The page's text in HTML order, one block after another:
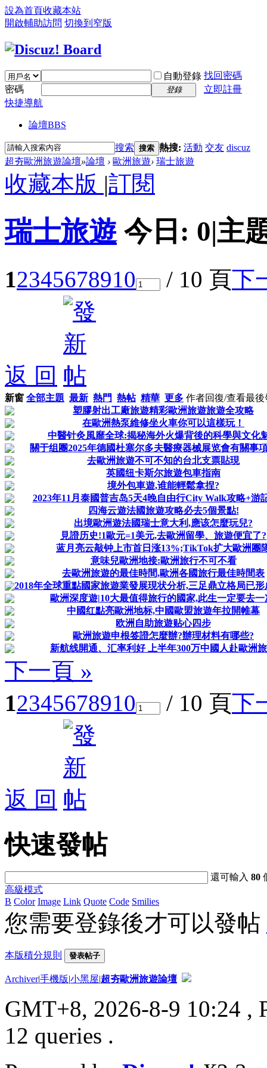
設為首頁收藏本站
開啟輔助訪問 切換到窄版
自動登錄 找回密碼
密碼
登錄
立即註冊
快捷導航
論壇BBS
搜索 搜索 熱搜: 活動 交友 discuz
超夯歐洲旅遊論壇»論壇 › 歐洲旅遊› 瑞士旅遊
收藏本版 |訂閱
瑞士旅遊 今日: 0|主
12345678910 / 10 頁下
返 回
新窗 全部主題 最新 熱門 熱帖 精華 更多 作者回復/查看最後
塑膠射出工廠旅遊精彩歐洲旅遊旅遊全攻略
在歐洲熱泵維修坐火車你可以這樣玩！
中醫针灸風靡全球:揭秘海外火爆背後的科學與文化
關于组團2025年德國杜塞尔多夫醫療器械展览會有關事
去歐洲旅遊不可不知的台北支票貼現
英國纽卡斯尔旅遊包車指南
境外包車遊,谁能輕鬆拿捏?
2023年11月泰國普吉岛5天4晚自由行City Walk攻略+游
四海云遊法國旅遊攻略必去5個景點!
出境歐洲遊法國瑞士意大利,應该怎麼玩兒?
見證历史!1歐元=1美元,去歐洲留學、旅遊便宜了?
蓝月亮云敲钟上市首日涨13%;TikTok扩大歐洲團
意味兒歐洲地接:歐洲旅行不可不看
去歐洲旅遊的最佳時間,歐洲各國旅行最佳時間表
2018年全球重點國家旅遊業發展現状分析,三足鼎立格局已
歐洲深度遊|10大最值得旅行的國家,此生一定要去一
中國红點亮歐洲地标,中國歐盟旅遊年拉開帷幕
欧洲自助旅遊贴心四步
歐洲旅遊申根签證怎麼辦?辦理材料有哪些?
新航线開通、汇率利好 上半年300万中國人赴歐洲
下一頁 »
12345678910 / 10 頁下
返 回
快速發帖
還可輸入80
高級模式
B Color Image Link Quote Code Smilies
您需要登錄後才可以發帖
本版積分規則 發表帖子
Archiver|手機版|小黑屋|超夯歐洲旅遊論壇
GMT+8, 2026-8-9 10:24 ,
12 queries .